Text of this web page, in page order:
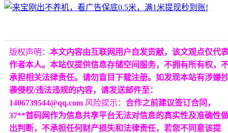
版权声明： 本文内容由互联网用户自发贡献，该文观点仅代
作者本人。本站仅提供信息存储空间服务，不拥有所有权，
承担相关法律责任。请勿盲目下载注册。如发现本站有涉嫌
袭侵权/违法违规的内容，请发送邮件至：
1406739544@qq.com 风险提示： 合作之前建议签订合同，
37**首码网作为信息共享平台无法对信息的真实性及准确性
出判断，不承担任何财产损失和法律责任，若您不同意该提